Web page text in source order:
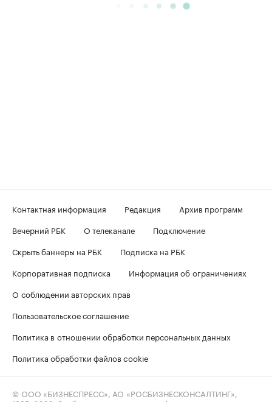
Контактная информация Редакция
Архив программ
Вечерний РБК
О телеканале
Подключение
Скрыть баннеры на РБК
Подписка на РБК
Корпоративная подписка
Информация об ограничениях
О соблюдении авторских прав
Пользовательское соглашение
Политика в отношении обработки персональных данных
Политика обработки файлов cookie
© ООО «БИЗНЕСПРЕСС», АО «РОСБИЗНЕСКОНСАЛТИНГ»,